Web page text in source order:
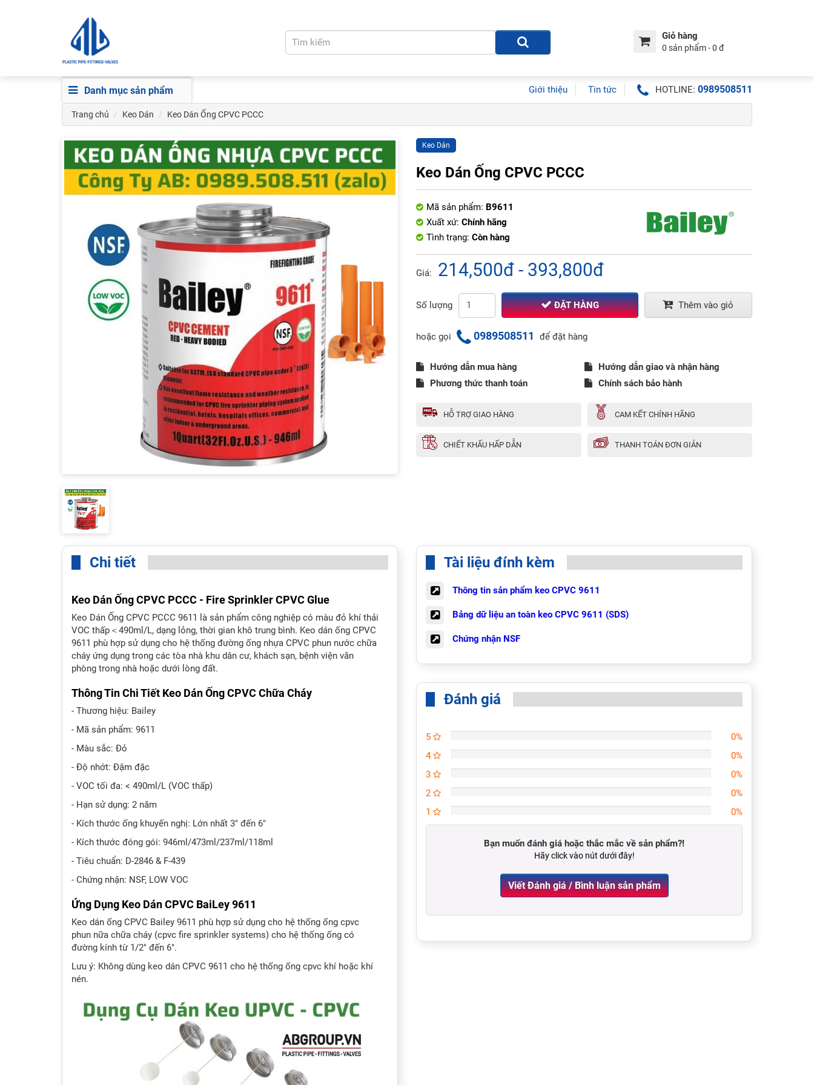
Giỏ hàng
0 sản phẩm - 0 đ
Danh mục sản phẩm Giới thiệu Tin tức HOTLINE: 0989508511
Trang chủ Keo Dán Keo Dán Ống CPVC PCCC
Keo Dán
Keo Dán Ống CPVC PCCC
Mã sản phẩm: B9611
Xuất xứ: Chính hãng
Tình trạng: Còn hàng
Giá: 214,500đ - 393,800đ
Số lượng ĐẶT HÀNG Thêm vào giỏ
hoặc gọi 0989508511 để đặt hàng
Hướng dẫn mua hàng
Hướng dẫn giao và nhận hàng
Phương thức thanh toán
Chính sách bảo hành
HỖ TRỢ GIAO HÀNG CAM KẾT CHÍNH HÃNG
CHIẾT KHẤU HẤP DẪN THANH TOÁN ĐƠN GIẢN
Chi tiết
Keo Dán Ống CPVC PCCC - Fire Sprinkler CPVC Glue
Keo Dán Ống CPVC PCCC 9611 là sản phẩm công nghiệp có màu đỏ khí thải
VOC thấp＜490ml/L, dạng lỏng, thời gian khô trung bình. Keo dán ống CPVC
9611 phù hợp sử dụng cho hệ thống đường ống nhựa CPVC phun nước chữa
cháy ứng dụng trong các tòa nhà khu dân cư, khách sạn, bệnh viện văn
phòng trong nhà hoặc dưới lòng đất.
Thông Tin Chi Tiết Keo Dán Ống CPVC Chữa Cháy
- Thương hiệu: Bailey
- Mã sản phẩm: 9611
- Màu sắc: Đỏ
- Độ nhớt: Đậm đặc
- VOC tối đa: < 490ml/L (VOC thấp)
- Hạn sử dụng: 2 năm
- Kích thước ống khuyến nghị: Lớn nhất 3" đến 6"
- Kích thước đóng gói: 946ml/473ml/237ml/118ml
- Tiêu chuẩn: D-2846 & F-439
- Chứng nhận: NSF, LOW VOC
Ứng Dụng Keo Dán CPVC BaiLey 9611
Keo dán ống CPVC Bailey 9611 phù hợp sử dụng cho hệ thống ống cpvc
phun nữa chữa cháy (cpvc fire sprinkler systems) cho hệ thống ống có
đường kính từ 1/2" đến 6".
Lưu ý: Không dùng keo dán CPVC 9611 cho hệ thống ống cpvc khí hoặc khí
nén.
Tài liệu đính kèm
Thông tin sản phẩm keo CPVC 9611
Bảng dữ liệu an toàn keo CPVC 9611 (SDS)
Chứng nhận NSF
Đánh giá
5
0%
4
0%
3
0%
2
0%
1
0%
Bạn muốn đánh giá hoặc thắc mắc về sản phẩm?!
Hãy click vào nút dưới đây!
Viết Đánh giá / Bình luận sản phẩm